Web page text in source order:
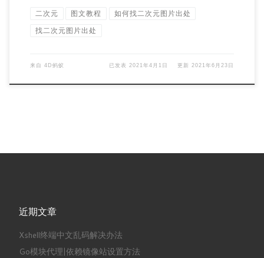
二次元 图文教程 如何找二次元图片出处
找二次元图片出处
来自 4D蚂蚁 已发表2021年4月1日 更新2021年6月23日
近期文章
Xshell终端中文乱码解决办法
Go模块代理|依赖镜像站设置方法